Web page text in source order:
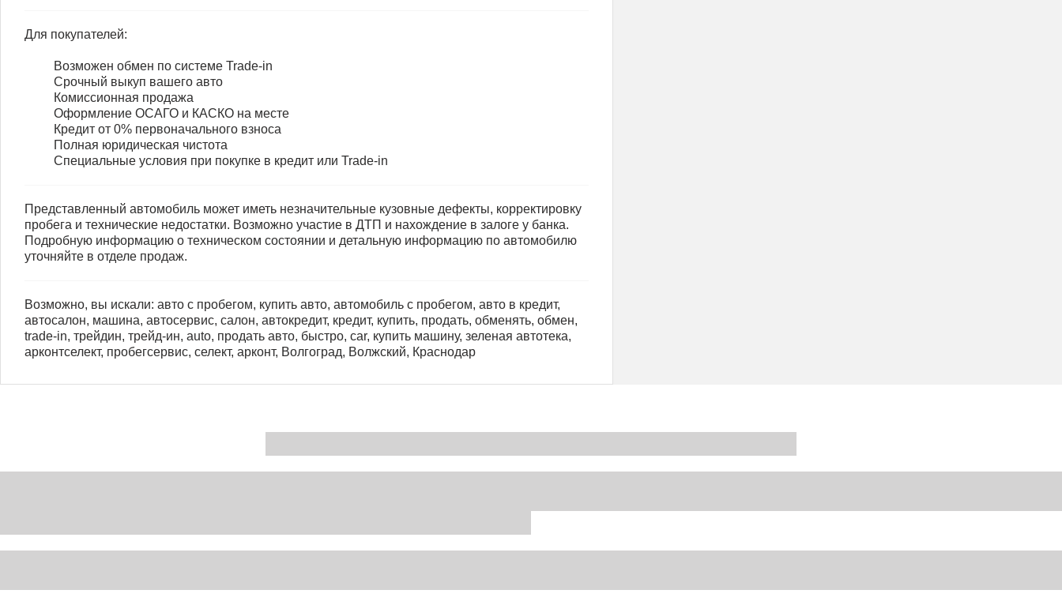
Для покупателей:
Возможен обмен по системе Trade-in
Срочный выкуп вашего авто
Комиссионная продажа
Оформление ОСАГО и КАСКО на месте
Кредит от 0% первоначального взноса
Полная юридическая чистота
Специальные условия при покупке в кредит или Trade-in
Представленный автомобиль может иметь незначительные кузовные дефекты, корректировку
пробега и технические недостатки. Возможно участие в ДТП и нахождение в залоге у банка.
Подробную информацию о техническом состоянии и детальную информацию по автомобилю
уточняйте в отделе продаж.
Возможно, вы искали: авто с пробегом, купить авто, автомобиль с пробегом, авто в кредит,
автосалон, машина, автосервис, салон, автокредит, кредит, купить, продать, обменять, обмен,
trаdе-in, трейдин, трейд-ин, аutо, продать авто, быстро, саr, купить машину, зеленая автотека,
арконтселект, пробегсервис, селект, арконт, Волгоград, Волжский, Краснодар